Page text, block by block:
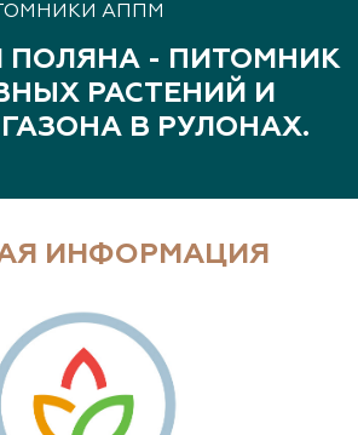
АППМ
ПОЛЯНА - ПИТОМНИК
РАСТЕНИЙ И
В РУЛОНАХ.
ИНФОРМАЦИЯ